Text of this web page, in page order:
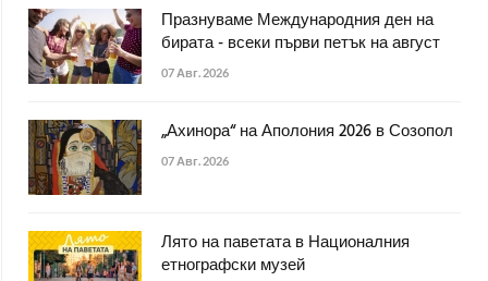
Празнуваме Международния ден на
бирата - всеки първи петък на август
07 Авг. 2026
„Ахинора“ на Аполония 2026 в Созопол
07 Авг. 2026
Лято на паветата в Националния
етнографски музей